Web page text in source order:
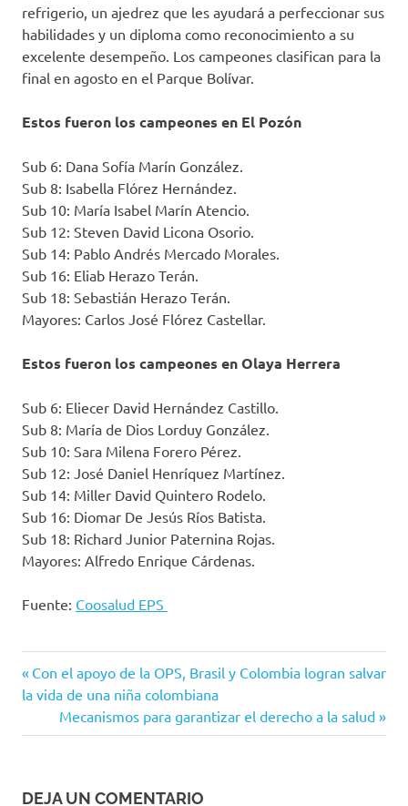
refrigerio, un ajedrez que les ayudará a perfeccionar sus
habilidades y un diploma como reconocimiento a su
excelente desempeño. Los campeones clasifican para la
final en agosto en el Parque Bolívar.
Estos fueron los campeones en El Pozón
Sub 6: Dana Sofía Marín González.
Sub 8: Isabella Flórez Hernández.
Sub 10: María Isabel Marín Atencio.
Sub 12: Steven David Licona Osorio.
Sub 14: Pablo Andrés Mercado Morales.
Sub 16: Eliab Herazo Terán.
Sub 18: Sebastián Herazo Terán.
Mayores: Carlos José Flórez Castellar.
Estos fueron los campeones en Olaya Herrera
Sub 6: Eliecer David Hernández Castillo.
Sub 8: María de Dios Lorduy González.
Sub 10: Sara Milena Forero Pérez.
Sub 12: José Daniel Henríquez Martínez.
Sub 14: Miller David Quintero Rodelo.
Sub 16: Diomar De Jesús Ríos Batista.
Sub 18: Richard Junior Paternina Rojas.
Mayores: Alfredo Enrique Cárdenas.
Fuente: Coosalud EPS
Coosalud
Coosalud
EPS
Navegación
Entrada
anterior:
Con el apoyo de la OPS, Brasil y Colombia logran salvar
la vida de una niña colombiana
Siguiente
entrada:
Mecanismos para garantizar el derecho a la salud
DEJA UN COMENTARIO